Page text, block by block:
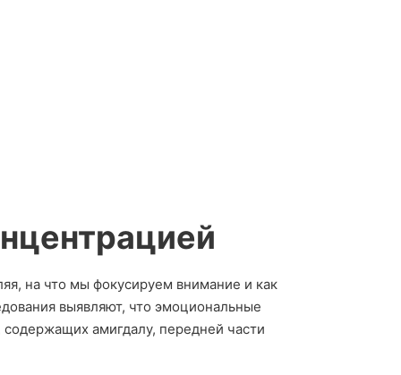
на что мы фокусируем внимание и как
выявляют, что эмоциональные
амигдалу, передней части